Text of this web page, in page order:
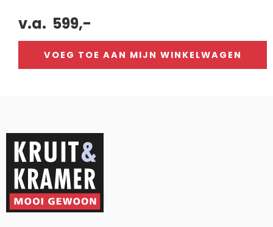
v.a. 599,-
VOEG TOE AAN MIJN WINKELWAGEN